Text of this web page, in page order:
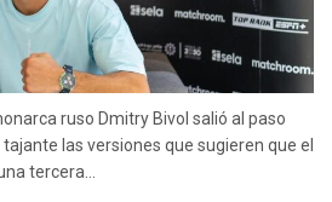
ruso Dmitry Bivol salió al paso
las versiones que sugieren que el
tercera...